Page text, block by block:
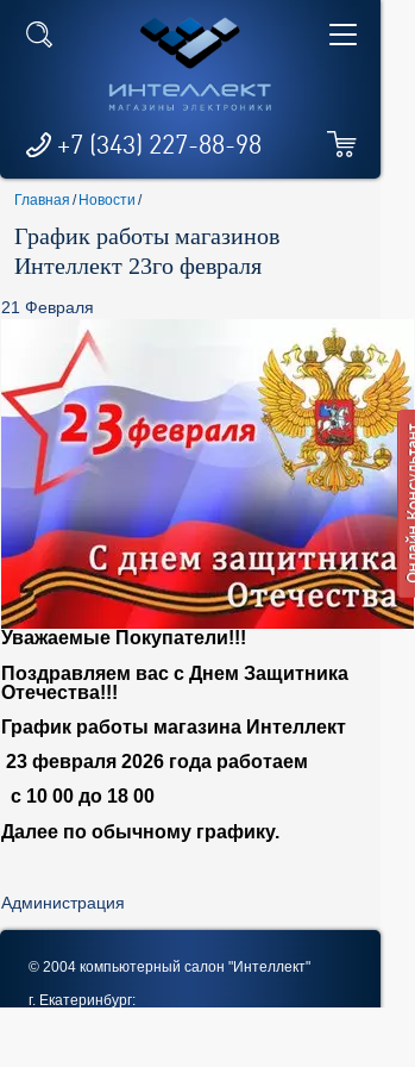
+7 (343) 227-88-98
Главная / Новости /
График работы магазинов
Интеллект 23го февраля
21 Февраля
Уважаемые Покупатели!!!
Поздравляем вас с Днем Защитника
Отечества!!!
График работы магазина Интеллект
23 февраля 2026 года работаем
с 10 00 до 18 00
Далее по обычному графику.
Администрация
© 2004 компьютерный салон "Интеллект"
г. Екатеринбург: